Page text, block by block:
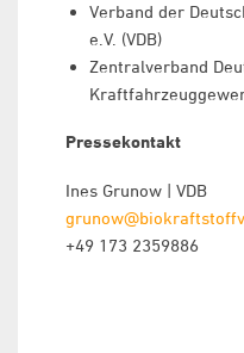
Verband der
e.V. (VDB)
Zentralverband
Pressekontakt
Ines Grunow | VDB
+49 173 2359886